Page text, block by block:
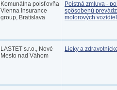
Komunálna poisťovňa
Vienna Insurance
group, Bratislava
Poistná zmluva -
spôsobenú
motorových vozidiel
LASTET s.r.o., Nové
Mesto nad Váhom
Lieky a